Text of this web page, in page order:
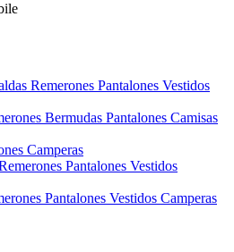
Remerones Pantalones Vestidos
Bermudas Pantalones Camisas
Camperas
Pantalones Vestidos
Pantalones Vestidos Camperas